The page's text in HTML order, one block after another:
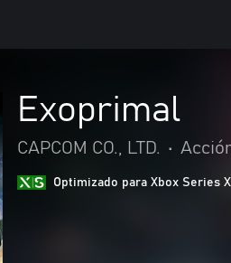
Exoprimal
CAPCOM CO., LTD. •
Optimizado para Xbox Series